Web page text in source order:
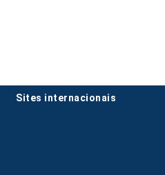
sites internacionais